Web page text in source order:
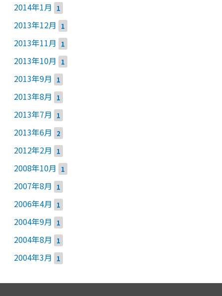
2014年1月 1
2013年12月 1
2013年11月 1
2013年10月 1
2013年9月 1
2013年8月 1
2013年7月 1
2013年6月 2
2012年2月 1
2008年10月 1
2007年8月 1
2006年4月 1
2004年9月 1
2004年8月 1
2004年3月 1